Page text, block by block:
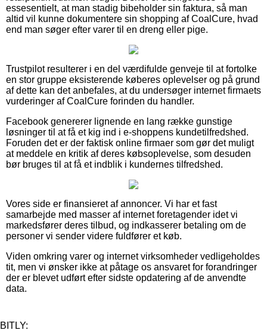
essesentielt, at man stadig bibeholder sin faktura, så man
altid vil kunne dokumentere sin shopping af CoalCure, hvad
end man søger efter varer til en dreng eller pige.
Trustpilot resulterer i en del værdifulde genveje til at fortolke
en stor gruppe eksisterende køberes oplevelser og på grund
af dette kan det anbefales, at du undersøger internet firmaets
vurderinger af CoalCure forinden du handler.
Facebook genererer lignende en lang række gunstige
løsninger til at få et kig ind i e-shoppens kundetilfredshed.
Foruden det er der faktisk online firmaer som gør det muligt
at meddele en kritik af deres købsoplevelse, som desuden
bør bruges til at få et indblik i kundernes tilfredshed.
Vores side er finansieret af annoncer. Vi har et fast
samarbejde med masser af internet foretagender idet vi
markedsfører deres tilbud, og indkasserer betaling om de
personer vi sender videre fuldfører et køb.
Viden omkring varer og internet virksomheder vedligeholdes
tit, men vi ønsker ikke at påtage os ansvaret for forandringer
der er blevet udført efter sidste opdatering af de anvendte
data.
BITLY: